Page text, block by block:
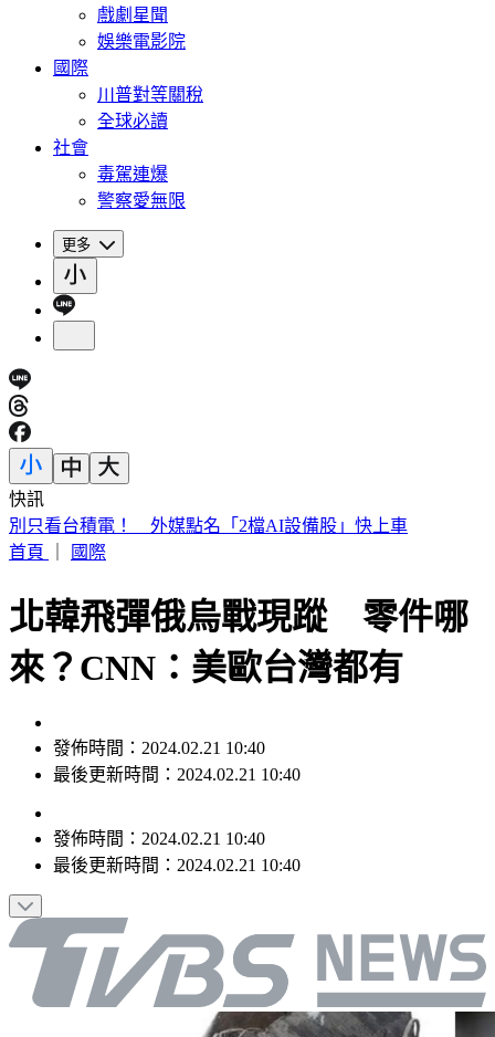
戲劇星聞
娛樂電影院
國際
川普對等關稅
全球必讀
社會
毒駕連爆
警察愛無限
更多
快訊
白海豚暴風圈縮小！掃過北部近海「雨狂炸」 這天才遠離
首頁
國際
北韓飛彈俄烏戰現蹤 零件哪
來？CNN：美歐台灣都有
發佈時間：2024.02.21 10:40
最後更新時間：2024.02.21 10:40
發佈時間： 2024.02.21 10:40
最後更新時間： 2024.02.21 10:40